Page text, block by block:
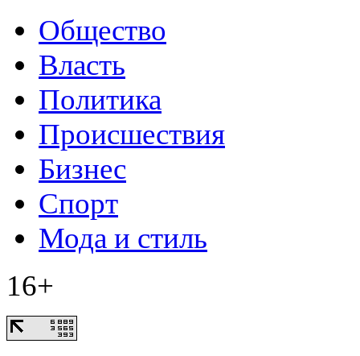
Общество
Власть
Политика
Происшествия
Бизнес
Спорт
Мода и стиль
16+